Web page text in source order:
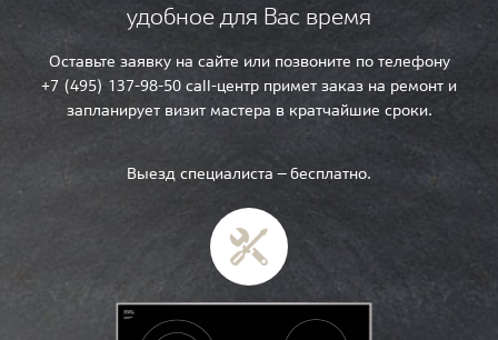
удобное для Вас время
Оставьте заявку на сайте или позвоните по телефону
+7 (495) 137-98-50 call-центр примет заказ на ремонт и
запланирует визит мастера в кратчайшие сроки.
Выезд специалиста — бесплатно.